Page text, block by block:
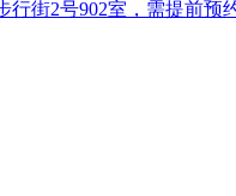
街2号902室，需提前预